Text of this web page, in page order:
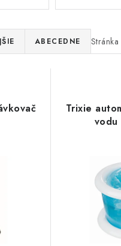
Stránka
ABECEDNE
Trixie
vodu